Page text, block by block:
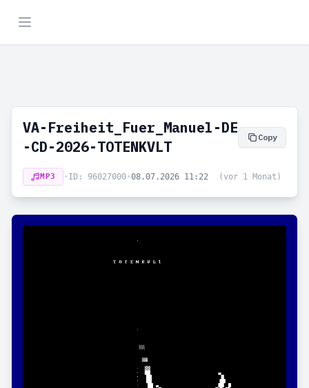
VA-Freiheit_Fuer_Manuel-DE
-CD-2026-TOTENKVLT
Copy
MP3 • ID: 96027000•08.07.2026 11:22 (vor 1 Monat)